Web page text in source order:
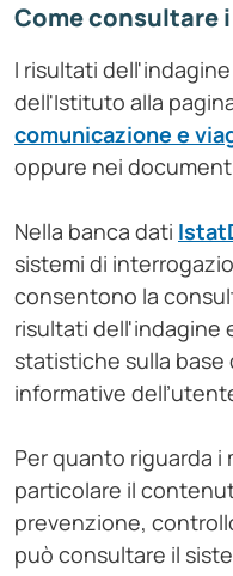
Come consultare
I risultati
dell'Istituto alla
comunicazione e
oppure nei
Nella banca dati
sistemi di
consentono la
risultati dell'indagine
statistiche sulla
informative
Per quanto riguarda i
particolare il
prevenzione,
può consultare il